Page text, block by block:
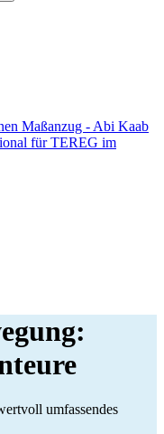
Maßanzug - Abi Kaab
für TEREG im
umfassendes